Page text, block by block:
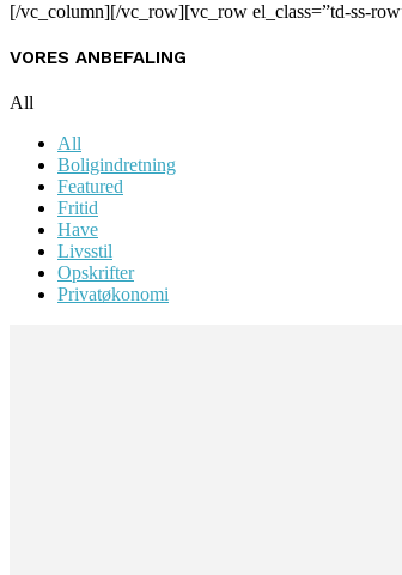
[/vc_column][/vc_row][vc_row el_class=”td-ss-
VORES ANBEFALING
All
All
Boligindretning
Featured
Fritid
Have
Livsstil
Opskrifter
Privatøkonomi